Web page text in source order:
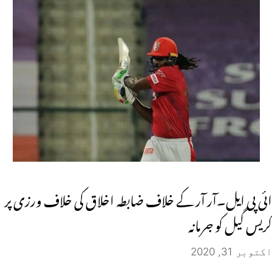
ائی پی ایل۔آر آر کے خلاف ضابطہ اخلاق کی خلاف ورزی پر
کریس گیل کو جرمانہ
اکتوبر 31, 2020